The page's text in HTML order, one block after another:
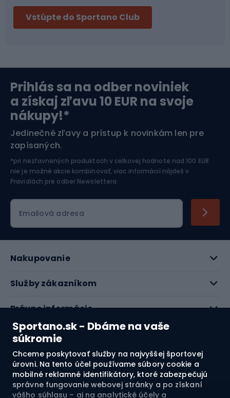
Sportano.sk - Dbáme na vaše
súkromie
Chceme poskytovať služby na najvyššej športovej
úrovni. Na tento účel používame súbory cookie a
mobilné reklamné identifikátory, ktoré zabezpečujú
správne fungovanie webovej stránky a po získaní
vášho súhlasu – aj na analytické účely a
Bikepacking
Orientačný beh
Cyklistické prilby
Lyžovanie
Športová elektronika
Jazdectvo
Vstúpte do Sportano Club
Prihlás sa na odber noviniek
a získaj zľavu 10 EUR na svoje
nákupy!*
Jedinečné zľavy a prístup k novinkám len pre
zapísaných.
*pri nezľavnených produktoch v celkovej hodnote nad 100 EUR
nie je možné akcie kombinovať, viac informácií nájdeš v
Pravidlách pre odber Newslettera.
Emailová adresa
Nakupovanie
Služby zákazníkom
Právne informácie
O nás
Pozrite si naše recenzie
4.7